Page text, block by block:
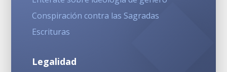
Conspiración contra las Sagradas
Escrituras
Legalidad